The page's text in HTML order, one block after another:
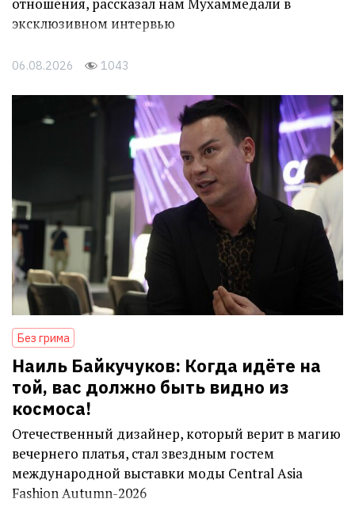
отношения, рассказал нам Мухаммедали в
эксклюзивном интервью
06.08.2026 1043
Без грима
Наиль Байкучуков: Когда идёте на
той, вас должно быть видно из
космоса!
Отечественный дизайнер, который верит в магию
вечернего платья, стал звездным гостем
международной выставки моды Central Asia
Fashion Autumn-2026